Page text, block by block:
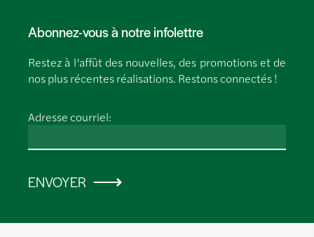
Abonnez-vous à notre infolettre
Restez à l’affût des nouvelles, des promotions et de
nos plus récentes réalisations. Restons connectés !
Adresse courriel:
ENVOYER